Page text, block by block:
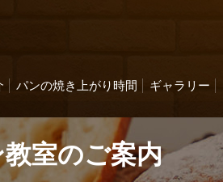
パンの焼き上がり時間 ギャラリー
室のご案内